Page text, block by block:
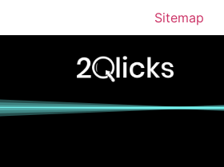
Sitemap